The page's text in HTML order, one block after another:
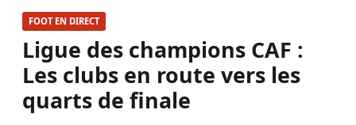
FOOT EN DIRECT
Ligue des champions CAF :
Les clubs en route vers les
quarts de finale